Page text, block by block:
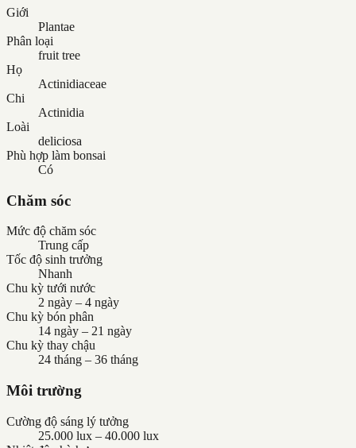
Giới
Plantae
Phân loại
fruit tree
Họ
Actinidiaceae
Chi
Actinidia
Loài
deliciosa
Phù hợp làm bonsai
Có
Chăm sóc
Mức độ chăm sóc
Trung cấp
Tốc độ sinh trưởng
Nhanh
Chu kỳ tưới nước
2 ngày – 4 ngày
Chu kỳ bón phân
14 ngày – 21 ngày
Chu kỳ thay chậu
24 tháng – 36 tháng
Môi trường
Cường độ sáng lý tưởng
25.000 lux – 40.000 lux